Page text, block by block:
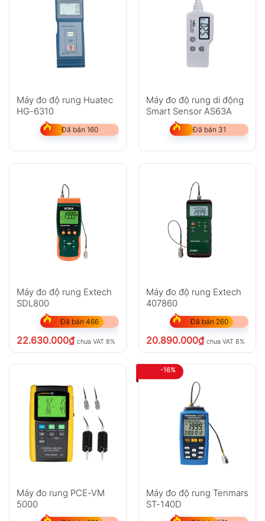
Máy đo độ rung Huatec
HG-6310
Đã bán 160
Máy đo độ rung di động
Smart Sensor AS63A
Đã bán 31
Máy đo độ rung Extech
SDL800
Đã bán 466
22.630.000₫ chưa VAT 8%
Máy đo độ rung Extech
407860
Đã bán 260
20.890.000₫ chưa VAT 8%
Máy đo rung PCE-VM
5000
-16%
Máy đo độ rung Tenmars
ST-140D